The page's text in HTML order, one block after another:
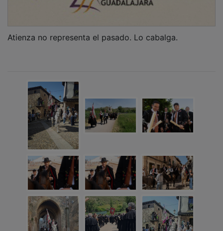
Atienza no representa el pasado. Lo cabalga.